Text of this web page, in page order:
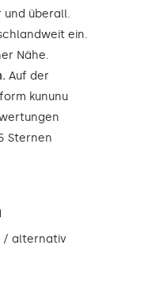
und überall.
ein.
Nähe.
Auf der
kununu
Sternen
/ alternativ